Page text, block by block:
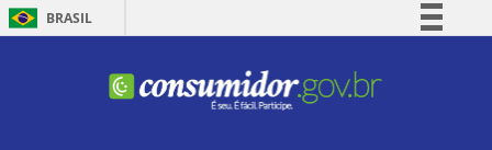
BRASIL
Comunica BR